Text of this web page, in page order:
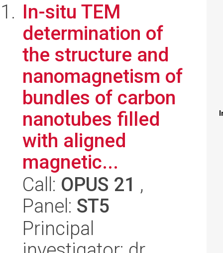
In-situ TEM
determination of
the structure and
nanomagnetism of
bundles of carbon
nanotubes filled
with aligned
magnetic...
Call: OPUS 21 ,
Panel: ST5
Principal